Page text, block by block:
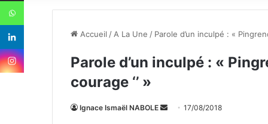
Accueil / A La Une / Parole d’un inculpé : «
Parole d’un inculpé : «
courage ‘’ »
Ignace Ismaël NABOLE 17/08/2018